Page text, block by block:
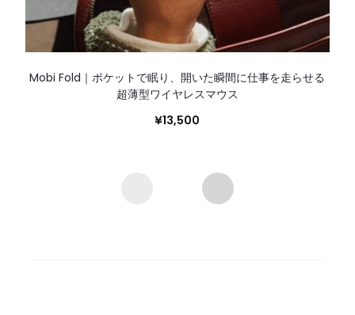
Mobi Fold｜ポケットで眠り、開いた瞬間に仕事を走らせる
超薄型ワイヤレスマウス
¥13,500